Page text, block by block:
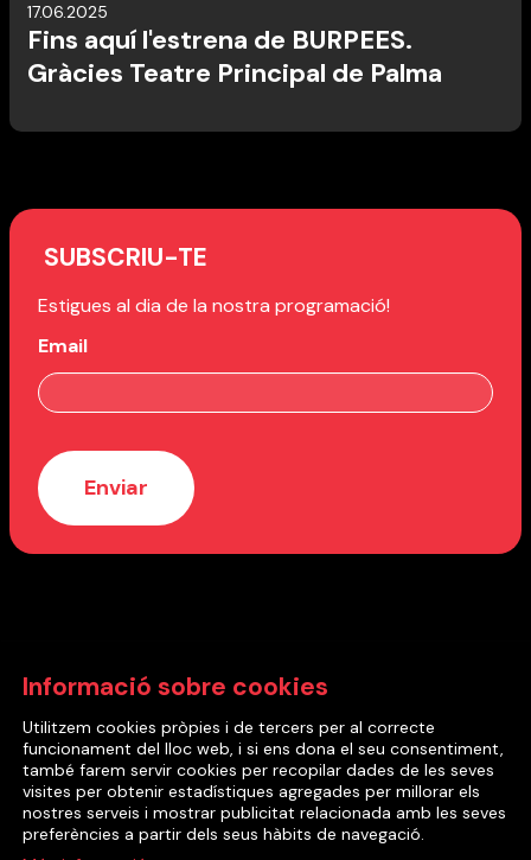
17.06.2025
Fins aquí l'estrena de BURPEES.
Gràcies Teatre Principal de Palma
SUBSCRIU-TE
Estigues al dia de la nostra programació!
Email
2022 © Cia Mea Culpa Teatre
Informació sobre cookies
Utilitzem cookies pròpies i de tercers per al correcte
funcionament del lloc web, i si ens dona el seu consentiment,
també farem servir cookies per recopilar dades de les seves
visites per obtenir estadístiques agregades per millorar els
nostres serveis i mostrar publicitat relacionada amb les seves
preferències a partir dels seus hàbits de navegació.